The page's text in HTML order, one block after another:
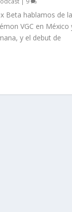
Beta hablamos de
VGC en México
y el debut de